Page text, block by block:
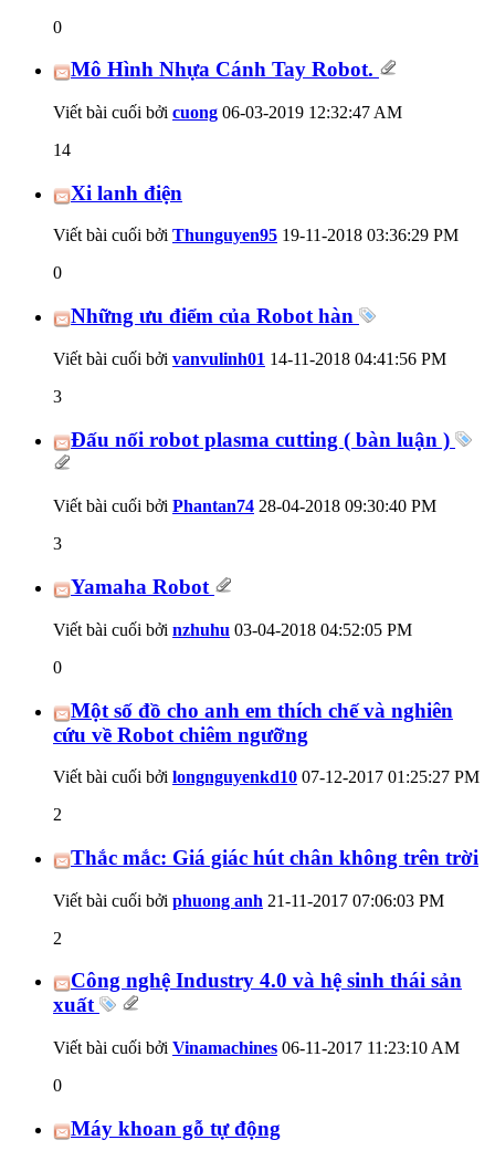
0
Mô Hình Nhựa Cánh Tay Robot.
Viết bài cuối bởi cuong 06-03-2019 12:32:47 AM
14
Xi lanh điện
Viết bài cuối bởi Thunguyen95 19-11-2018 03:36:29 PM
0
Những ưu điểm của Robot hàn
Viết bài cuối bởi vanvulinh01 14-11-2018 04:41:56 PM
3
Đấu nối robot plasma cutting ( bàn luận )
Viết bài cuối bởi Phantan74 28-04-2018 09:30:40 PM
3
Yamaha Robot
Viết bài cuối bởi nzhuhu 03-04-2018 04:52:05 PM
0
Một số đồ cho anh em thích chế và nghiên
cứu về Robot chiêm ngưỡng
Viết bài cuối bởi longnguyenkd10 07-12-2017 01:25:27 PM
2
Thắc mắc: Giá giác hút chân không trên trời
Viết bài cuối bởi phuong anh 21-11-2017 07:06:03 PM
2
Công nghệ Industry 4.0 và hệ sinh thái sản
xuất
Viết bài cuối bởi Vinamachines 06-11-2017 11:23:10 AM
0
Máy khoan gỗ tự động